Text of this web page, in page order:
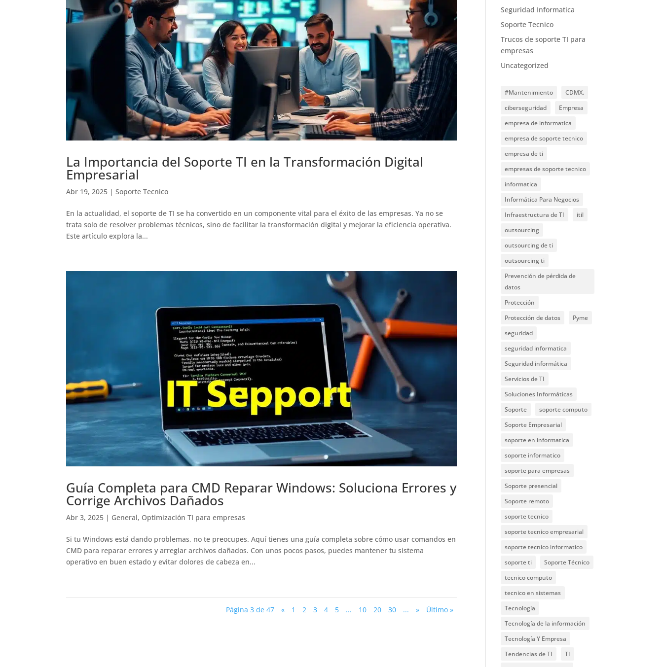
La Importancia del Soporte TI en la Transformación Digital
Empresarial
Abr 19, 2025 |Soporte Tecnico
En la actualidad, el soporte de TI se ha convertido en un componente vital para el éxito de las empresas. Ya no se
trata solo de resolver problemas técnicos, sino de facilitar la transformación digital y mejorar la eficiencia operativa.
Este artículo explora la...
Guía Completa para CMD Reparar Windows: Soluciona Errores y
Corrige Archivos Dañados
Abr 3, 2025 | General, Optimización TI para empresas
Si tu Windows está dando problemas, no te preocupes. Aquí tienes una guía completa sobre cómo usar comandos en
CMD para reparar errores y arreglar archivos dañados. Con unos pocos pasos, puedes mantener tu sistema
operativo en buen estado y evitar dolores de cabeza en...
Página 3 de 47 « 1 2 3 4 5 ... 10 20 30 ... » Último »
Seguridad Informatica
Soporte Tecnico
Trucos de soporte TI para
empresas
Uncategorized
#Mantenimiento
CDMX.
ciberseguridad
Empresa
empresa de informatica
empresa de soporte tecnico
empresa de ti
empresas de soporte tecnico
informatica
Informática Para Negocios
Infraestructura de TI
itil
outsourcing
outsourcing de ti
outsourcing ti
Prevención de pérdida de
datos
Protección
Protección de datos
Pyme
seguridad
seguridad informatica
Seguridad informática
Servicios de TI
Soluciones Informáticas
Soporte
soporte computo
Soporte Empresarial
soporte en informatica
soporte informatico
soporte para empresas
Soporte presencial
Soporte remoto
soporte tecnico
soporte tecnico empresarial
soporte tecnico informatico
soporte ti
Soporte Técnico
tecnico computo
tecnico en sistemas
Tecnología
Tecnología de la información
Tecnología Y Empresa
Tendencias de TI
TI